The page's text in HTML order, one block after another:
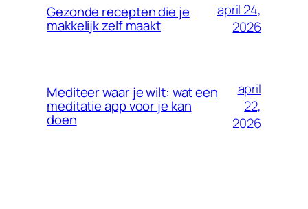
Gezonde recepten die je
makkelijk zelf maakt
april 24,
2026
Mediteer waar je wilt: wat een
meditatie app voor je kan
doen
april
22,
2026